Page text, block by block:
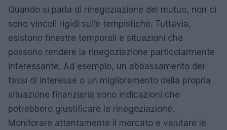
Quando si parla di rinegoziazione del mutuo, non ci
sono vincoli rigidi sulle tempistiche. Tuttavia,
esistono finestre temporali e situazioni che
possono rendere la rinegoziazione particolarmente
interessante. Ad esempio, un abbassamento dei
tassi di interesse o un miglioramento della propria
situazione finanziaria sono indicazioni che
potrebbero giustificare la rinegoziazione.
Monitorare attentamente il mercato e valutare le